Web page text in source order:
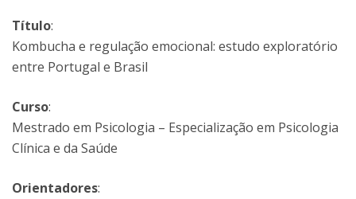
Título:
Kombucha e regulação emocional: estudo exploratório
entre Portugal e Brasil
Curso:
Mestrado em Psicologia – Especialização em Psicologia
Clínica e da Saúde
Orientadores: